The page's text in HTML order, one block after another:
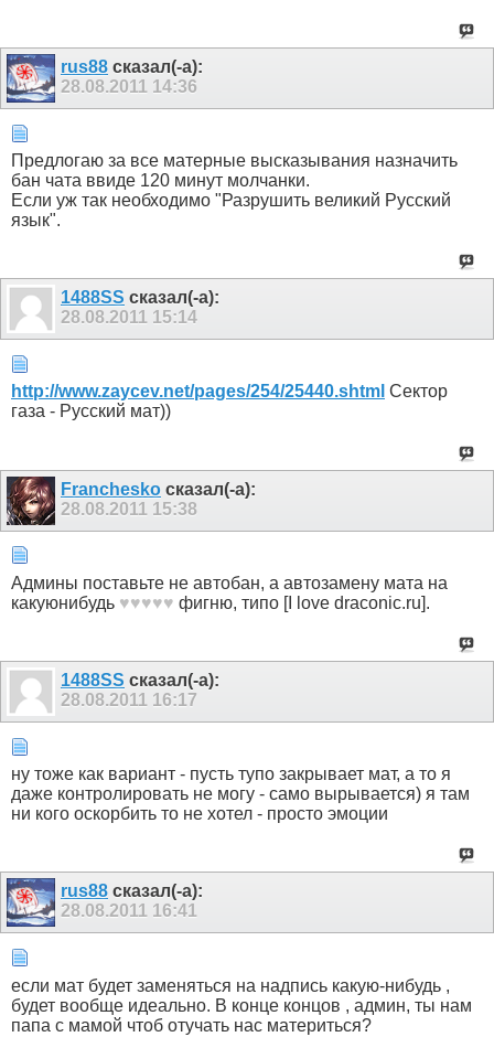
rus88 сказал(-а):
28.08.2011 14:36
Предлогаю за все матерные высказывания назначить
бан чата ввиде 120 минут молчанки.
Если уж так необходимо "Разрушить великий Русский
язык".
1488SS сказал(-а):
28.08.2011 15:14
http://www.zaycev.net/pages/254/25440.shtml Сектор
газа - Русский мат))
Franchesko сказал(-а):
28.08.2011 15:38
Админы поставьте не автобан, а автозамену мата на
какуюнибудь ♥♥♥♥♥ фигню, типо [I love draconic.ru].
1488SS сказал(-а):
28.08.2011 16:17
ну тоже как вариант - пусть тупо закрывает мат, а то я
даже контролировать не могу - само вырывается) я там
ни кого оскорбить то не хотел - просто эмоции
rus88 сказал(-а):
28.08.2011 16:41
если мат будет заменяться на надпись какую-нибудь ,
будет вообще идеально. В конце концов , админ, ты нам
папа с мамой чтоб отучать нас материться?